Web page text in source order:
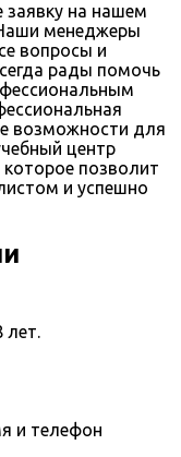
заявку на нашем
менеджеры
вопросы и
рады помочь
возможности для
центр
которое позволит
и успешно
лет.
и телефон